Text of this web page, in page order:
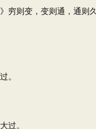
则变，变则通，通则
。
过。